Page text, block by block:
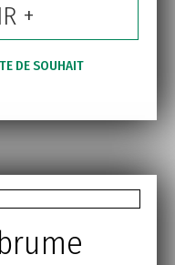
+
DE SOUHAIT